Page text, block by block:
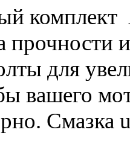
для
вашего
Смазка